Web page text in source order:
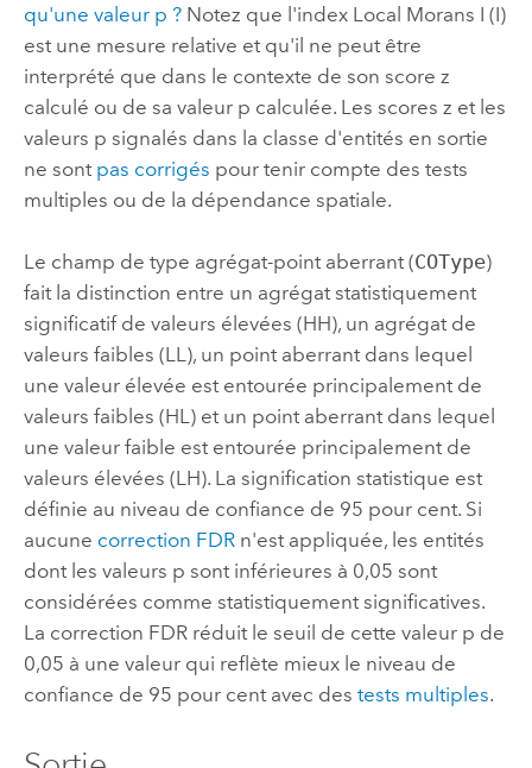
qu'une valeur p ?Notez que l'index Local Morans I (I)
est une mesure relative et qu'il ne peut être
interprété que dans le contexte de son score z
calculé ou de sa valeur p calculée. Les scores z et les
valeurs p signalés dans la classe d'entités en sortie
ne sont pas corrigés pour tenir compte des tests
multiples ou de la dépendance spatiale.
Le champ de type agrégat-point aberrant (COType)
fait la distinction entre un agrégat statistiquement
significatif de valeurs élevées (HH), un agrégat de
valeurs faibles (LL), un point aberrant dans lequel
une valeur élevée est entourée principalement de
valeurs faibles (HL) et un point aberrant dans lequel
une valeur faible est entourée principalement de
valeurs élevées (LH). La signification statistique est
définie au niveau de confiance de 95 pour cent. Si
aucune correction FDRn'est appliquée, les entités
dont les valeurs p sont inférieures à 0,05 sont
considérées comme statistiquement significatives.
La correction FDR réduit le seuil de cette valeur p de
0,05 à une valeur qui reflète mieux le niveau de
confiance de 95 pour cent avec des tests multiples.